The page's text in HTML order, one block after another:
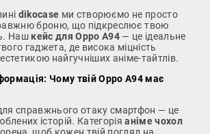
dikocase ми створюємо не просто
броню, що підкреслює твою
Наш кейс для Oppo A94 — це ідеальне
гаджета, де висока міцність
найгучніших аніме-тайтлів.
Чому твій Oppo A94 має
справжнього отаку смартфон — це
історій. Категоріяаніме чохол
щоб кожен твій погляд на